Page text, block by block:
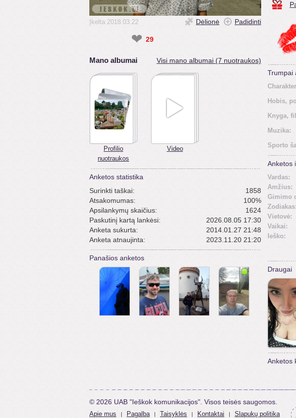
Įkelta 2018.03.22 Dėlionė Padidinti
❤ 29
Mano albumai Visi mano albumai (7 nuotraukos)
Profilio
nuotraukos
Video
Anketos statistika
Surinkti taškai:
1858
Atsakomumas:
100%
Apsilankymų skaičius:
1624
Paskutinį kartą lankėsi:
2026.08.05 17:30
Anketa sukurta:
2014.01.27 21:48
Anketa atnaujinta:
2023.11.20 21:20
Panašios anketos
Trumpai
Hobis,
Knyga,
Muzika:
Sporto
Anketos
Vardas:
Amžius:
Gimimo
Zodiakas:
Vietovė:
Vaikai:
Ieško:
Draugai
Anketos
© 2026 UAB "Ieškok komunikacijos". Visos teisės saugomos.
Apie mus | Pagalba | Taisyklės | Kontaktai | Slapukų politika